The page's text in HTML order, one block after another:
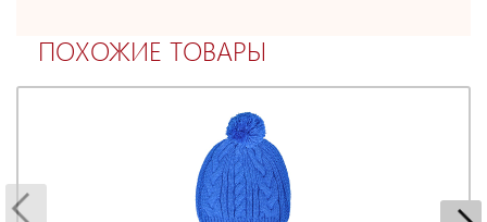
ПОХОЖИЕ ТОВАРЫ